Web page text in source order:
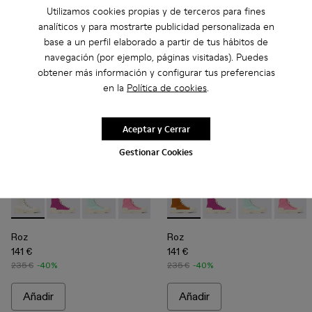
Utilizamos cookies propias y de terceros para fines
analíticos y para mostrarte publicidad personalizada en
base a un perfil elaborado a partir de tus hábitos de
navegación (por ejemplo, páginas visitadas). Puedes
obtener más información y configurar tus preferencias
en la Política de cookies.
Gestionar Cookies
Aceptar y Cerrar
Roz - A700002-002 - Sneakers blancas de algodón reciclado
Roz - A700002-006 - Sneakers violeta de algodón
Roz - A700002-005 - Sneakers verde claro
Roz - A700002-004 - Pink
Roz - A700002-003 - Brown
Roz - A700002-001 -
Roz
141 €
235 € -40%
Añadir
Roz - A700002-003 - Brown
Roz - A700002-006
Roz - Roz -
Roz
141 €
235 € -40%
Añadir